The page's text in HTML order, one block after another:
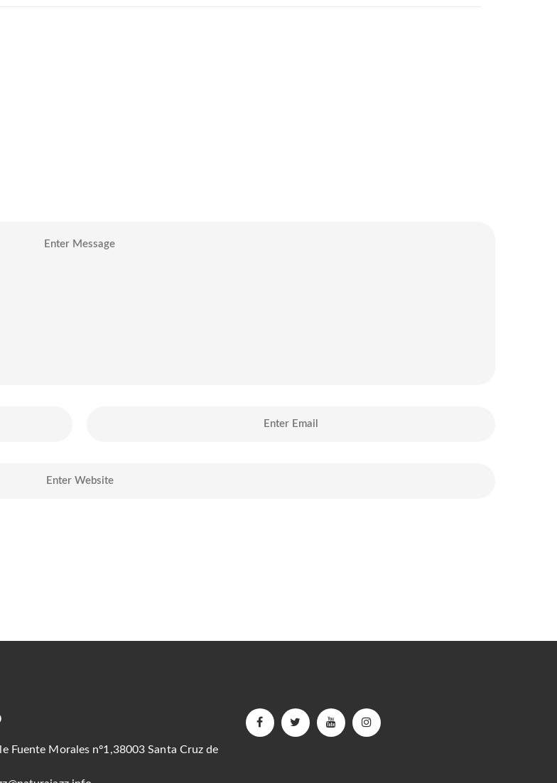
Fuente Morales nº1,38003 Santa Cruz de